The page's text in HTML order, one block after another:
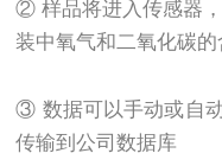
② 样品将进入传感器
装中氧气和二氧化碳的
③ 数据可以手动或自动
传输到公司数据库